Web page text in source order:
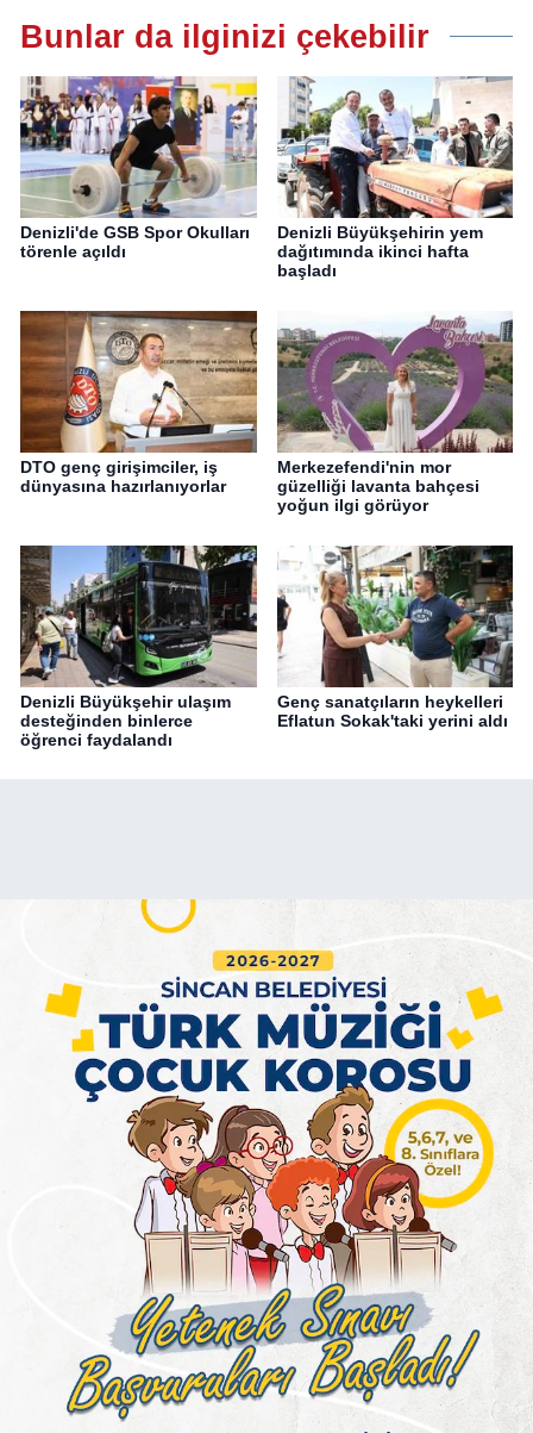
Bunlar da ilginizi çekebilir
Denizli'de GSB Spor Okulları
törenle açıldı
Denizli Büyükşehirin yem
dağıtımında ikinci hafta
başladı
DTO genç girişimciler, iş
dünyasına hazırlanıyorlar
Merkezefendi'nin mor
güzelliği lavanta bahçesi
yoğun ilgi görüyor
Denizli Büyükşehir ulaşım
desteğinden binlerce
öğrenci faydalandı
Genç sanatçıların heykelleri
Eflatun Sokak'taki yerini aldı